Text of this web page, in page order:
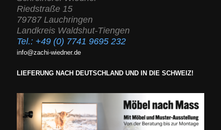
Riedstraße 15
79787 Lauchringen
Landkreis Waldshut-Tiengen
Tel.: +49 (0) 7741 9695 232
info@zachi-wiedner.de
LIEFERUNG NACH DEUTSCHLAND UND IN DIE SCHWEIZ!